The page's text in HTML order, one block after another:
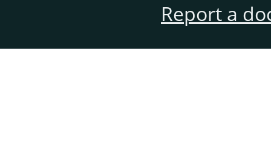
Report a